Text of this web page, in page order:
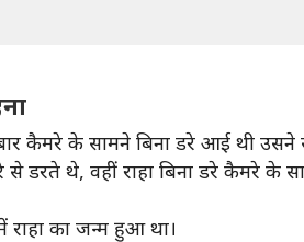
कैमरे के सामने बिना डरे आई थी उसने
डरते थे, वहीं राहा बिना डरे कैमरे
का जन्म हुआ था।